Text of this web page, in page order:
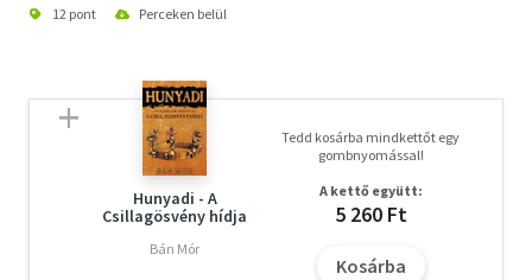
12 pont Perceken belül
Hunyadi - A
Csillagösvény hídja
Bán Mór
Tedd kosárba mindkettőt egy
gombnyomással!
A kettő együtt:
5 260 Ft
Kosárba